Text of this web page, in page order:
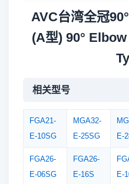
AVC台湾全冠
(A型) 90°
相关型号
FGA21-
E-10SG
MGA32-
E-25SG
E-
FGA26-
E-06SG
FGA26-
E-16S
E-